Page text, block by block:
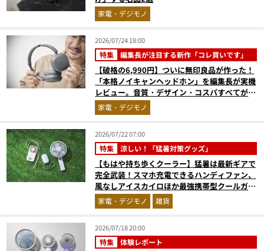
家電・デジモノ
2026/07/24 18:00
特集 編集長が注目する新作「コレ買いです」
【破格の6,990円】ついに無印良品が作った！
「本格ノイキャンヘッドホン」を編集長が実機
レビュー。音質・デザイン・コスパすべてが大
正解だった『コレ買いです』Vol.171
家電・デジモノ
2026/07/22 07:00
特集 涼しい！「猛暑対策グッズ」
【もはや持ち歩くクーラー】猛暑は最新ギアで
完全武装！スマホ充電できるハンディファン、
風なしアイスカイロほか最強携帯型クールガジ
ェット4選
家電・デジモノ 雑貨
2026/07/18 20:00
特集 体験レポート